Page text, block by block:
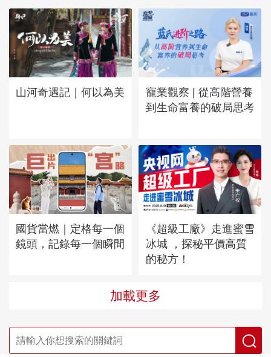
山河奇遇記｜何以為美
寵業觀察 | 從高階營養
到生命富養的破局思考
國貨當燃｜定格每一個
鏡頭，記錄每一個瞬間
《超級工廠》走進蜜雪
冰城 ，探秘平價高質
的秘方！
加載更多